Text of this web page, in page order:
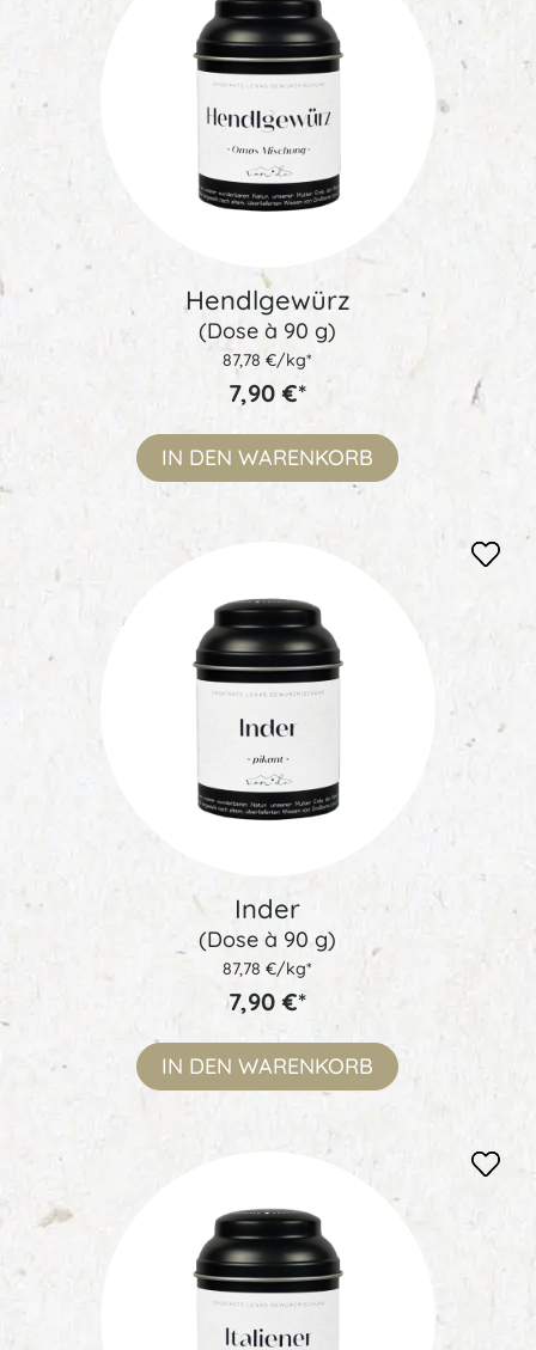
Hendlgewürz
(Dose à 90 g)
87,78 €/kg*
7,90 €*
IN DEN WARENKORB
Inder
(Dose à 90 g)
87,78 €/kg*
7,90 €*
IN DEN WARENKORB